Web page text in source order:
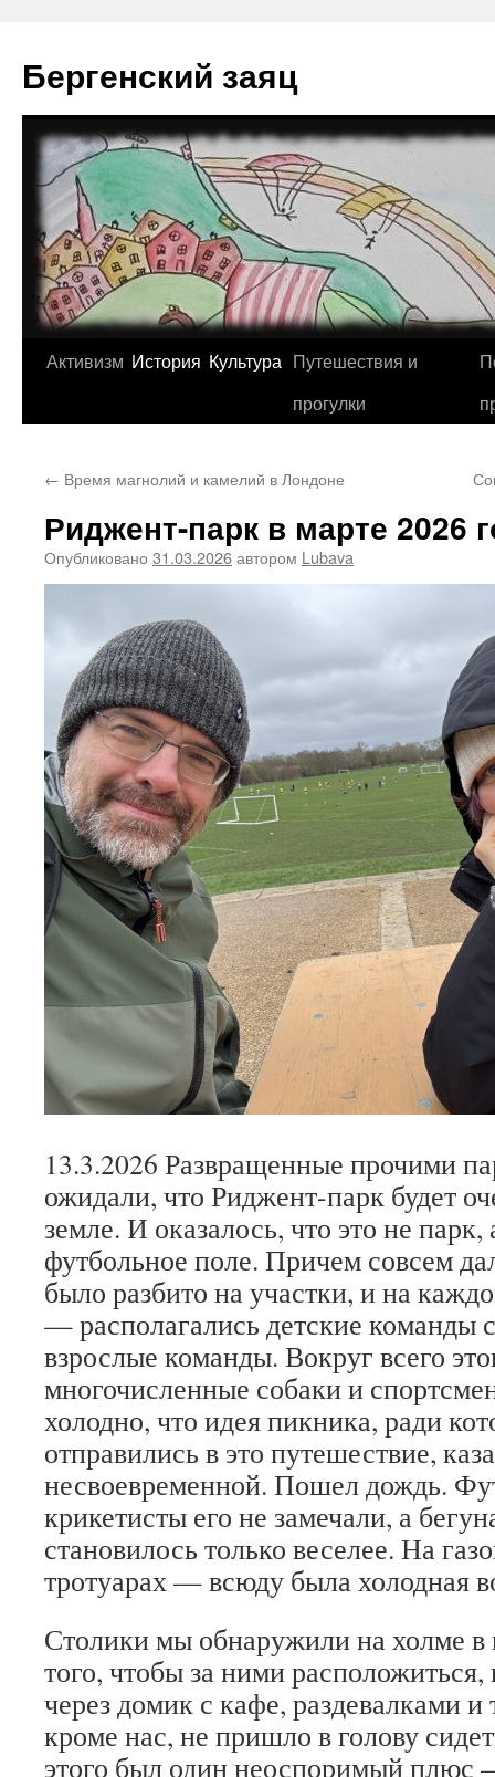
содержимому
Бергенский заяц
Активизм История Культура Путешествия и
прогулки
← Время магнолий и камелий в Лондоне
Риджент-парк в марте 2026
Опубликовано 31.03.2026автором Lubava
13.3.2026 Развращенные прочими
ожидали, что Риджент-парк будет
земле. И оказалось, что это не
футбольное поле. Причем совсем
было разбито на участки, и на
— располагались детские команды
взрослые команды. Вокруг всего
многочисленные собаки и
холодно, что идея пикника, ради
отправились в это путешествие,
несвоевременной. Пошел дождь.
крикетисты его не замечали, а
становилось только веселее. На
тротуарах — всюду была холодная
Столики мы обнаружили на холме в
того, чтобы за ними
через домик с кафе, раздевалками
кроме нас, не пришло в голову
этого был один неоспоримый плюс